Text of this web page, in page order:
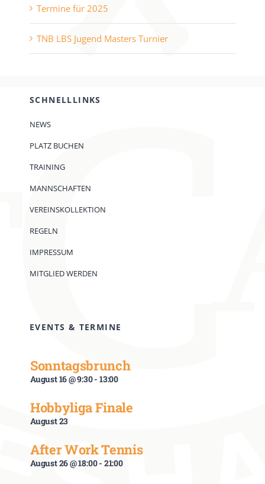
Termine für 2025
TNB LBS Jugend Masters Turnier
SCHNELLLINKS
NEWS
PLATZ BUCHEN
TRAINING
MANNSCHAFTEN
VEREINSKOLLEKTION
REGELN
IMPRESSUM
MITGLIED WERDEN
EVENTS & TERMINE
Sonntagsbrunch
August 16 @ 9:30- 13:00
Hobbyliga Finale
August 23
After Work Tennis
August 26 @ 18:00- 21:00